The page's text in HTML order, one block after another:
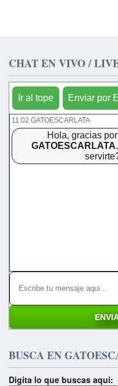
CHAT EN VIVO /
Ir al tope Enviar por
11:02 GATOESCARLATA
Hola, gracias
GATOESCARLATA
BUSCA EN
Digita lo que buscas aqui: